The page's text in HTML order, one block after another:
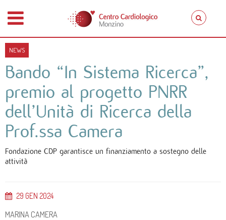
NEWS
Bando “In Sistema Ricerca”,
premio al progetto PNRR
dell’Unità di Ricerca della
Prof.ssa Camera
Fondazione CDP garantisce un finanziamento a sostegno delle
attività
29 GEN 2024
MARINA CAMERA